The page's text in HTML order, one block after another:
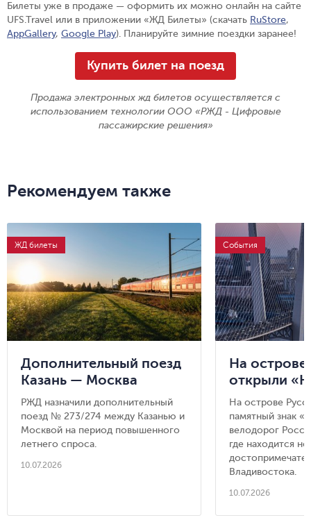
Билеты уже в продаже — оформить их можно онлайн на сайте
UFS.Travel или в приложении «ЖД Билеты» (скачать RuStore,
AppGallery, Google Play). Планируйте зимние поездки заранее!
Купить билет на поезд
Продажа электронных жд билетов осуществляется с
использованием технологии ООО «РЖД - Цифровые
пассажирские решения»
Рекомендуем также
ЖД билеты
Дополнительный поезд
Казань — Москва
РЖД назначили дополнительный
поезд № 273/274 между Казанью и
Москвой на период повышенного
летнего спроса.
10.07.2026
События
На острове
открыли
километр
России» —
На острове
памятный знак
велодорог
где находится
Владивостока.
10.07.2026